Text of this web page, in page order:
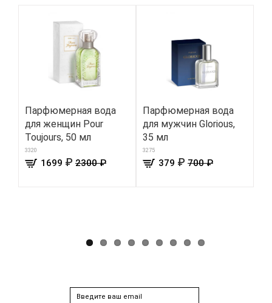
Парфюмерная вода
для женщин Pour
Toujours, 50 мл
3320
1699 ₽ 2300 ₽
Парфюмерная вода
для мужчин Glorious,
35 мл
3275
379 ₽ 700 ₽